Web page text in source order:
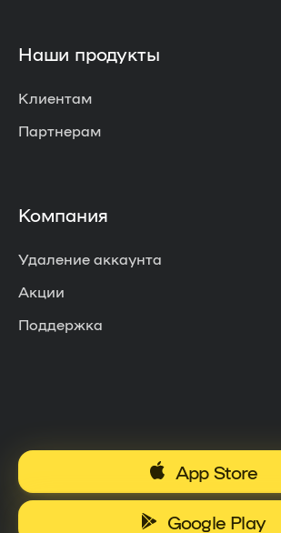
Наши продукты
Клиентам
Партнерам
Компания
Удаление аккаунта
Акции
Поддержка
App Store
Google Play